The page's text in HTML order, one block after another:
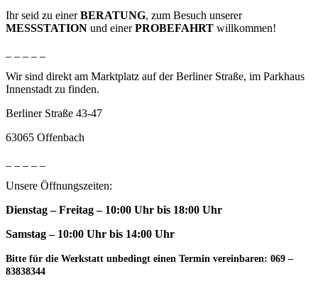
Ihr seid zu einerBERATUNG, zum Besuch unserer
MESSSTATION und einerPROBEFAHRT willkommen!
Wir sind direkt am Marktplatz auf der Berliner Straße, im Parkhaus
Innenstadt zu finden.
Berliner Straße 43-47
63065 Offenbach
Unsere Öffnungszeiten:
Dienstag – Freitag – 10:00 Uhr bis 18:00 Uhr
Samstag – 10:00 Uhr bis 14:00 Uhr
Bitte für die Werkstatt unbedingt einen Termin vereinbaren: 069 –
83838344